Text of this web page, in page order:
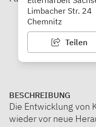
Limbacher Str. 24
Chemnitz
Teilen
BESCHREIBUNG
Die Entwicklung von
wieder vor neue